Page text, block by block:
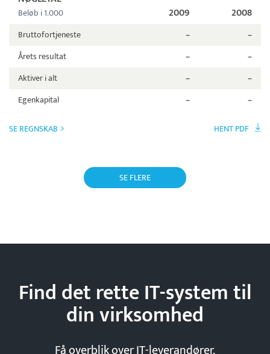
Beløb i 1.000 2009 2008
Bruttofortjeneste –
–
Årets resultat
–
–
Aktiver i alt
–
–
Egenkapital
– –
SE REGNSKAB HENT PDF
SE FLERE
Find det rette IT-system til
dinvirksomhed